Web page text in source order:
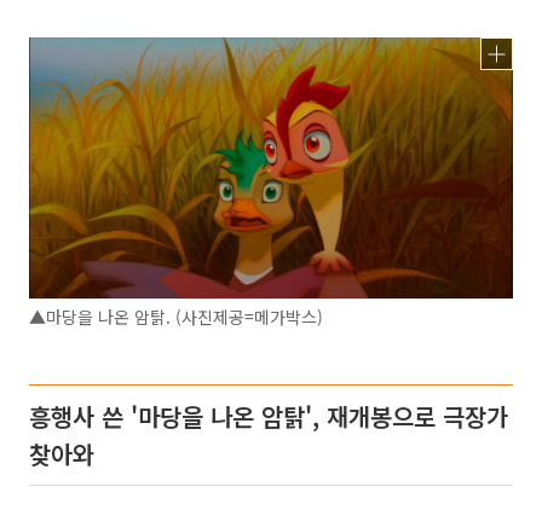
▲마당을 나온 암탉. (사진제공=메가박스)
흥행사 쓴 '마당을 나온 암탉', 재개봉으로 극장가
찾아와